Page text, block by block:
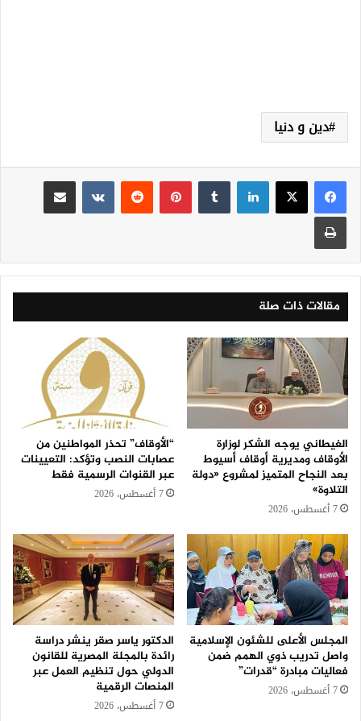
دين و دنيا
لينكدإن بينتيريست
مقالات ذات صلة
الغيطاني يوجه الشكر لوزارة
الأوقاف ومديرية أوقاف أسيوط
بعد النجاح المتميز لمشروع «دولة
التلاوة»
7 أغسطس، 2026
“الأوقاف” تحذر المواطنين من
عصابات النصب وتؤكد: التعيينات
عبر القنوات الرسمية فقط
7 أغسطس، 2026
المجلس الأعلى للشئون الإسلامية
واصل تدريب ذوي الهمم ضمن
فعاليات مبادرة “قدرات”
7 أغسطس، 2026
الدكتور ياسر صقر ينشر دراسة
رائدة بالمجلة المصرية للقانون
الدولي حول تنظيم العمل عبر
المنصات الرقمية
7 أغسطس، 2026